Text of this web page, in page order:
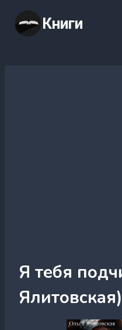
содержимому
Книги
Я тебя
Ялитовская)